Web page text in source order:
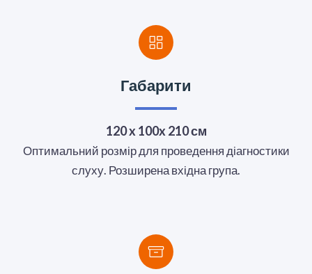
Габарити
120 x 100x 210 см
Оптимальний розмір для проведення діагностики
слуху. Розширена вхідна група.